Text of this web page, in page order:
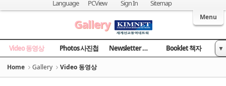
Welcome to Kingdom Inter-Missions Network
Language PCView Sign In Sitemap
Menu
Gallery
Video 동영상 Photos 사진첩 Newsletter 소식지 Booklet 책자
News 국민일보
▼
Home Gallery Video 동영상